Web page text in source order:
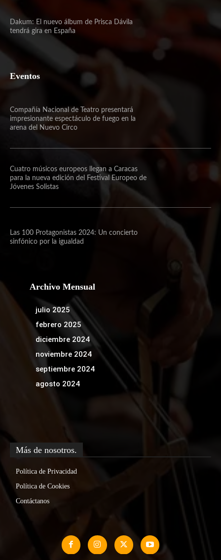
Dakum: El nuevo álbum de Prisca Dávila
tendrá gira en España
Eventos
Compañía Nacional de Teatro presentará
impresionante espectáculo de fuego en la
arena del Nuevo Circo
Cuatro músicos europeos llegan a Caracas
para la nueva edición del Festival Europeo de
Jóvenes Solistas
Las 100 Protagonistas 2024: Un concierto
sinfónico por la igualdad
Archivo Mensual
julio 2025
febrero 2025
diciembre 2024
noviembre 2024
septiembre 2024
agosto 2024
Más de nosotros.
Política de Privacidad
Política de Cookies
Contáctanos